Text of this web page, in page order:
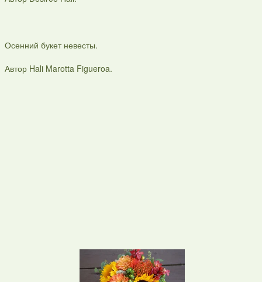
Осенний букет невесты.
Автор Hali Marotta Figueroa.